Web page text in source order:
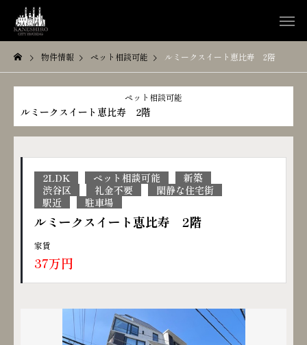
物件情報 ペット相談可能 ルミークスイート恵比寿 2階
ペット相談可能
ルミークスイート恵比寿 2階
2LDK ペット相談可能
新築
渋谷区
礼金不要
閑静な住宅街
駅近
駐車場
ルミークスイート恵比寿 2階
家賃
37万円